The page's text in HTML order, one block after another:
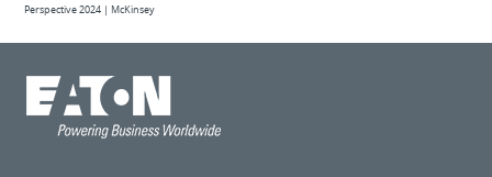
Perspective 2024 | McKinsey